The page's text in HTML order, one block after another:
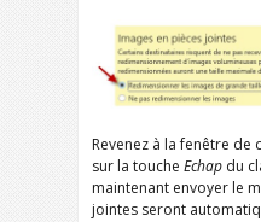
Revenez à la fenêtre
sur la touche Echap du
maintenant envoyer le
jointes seront